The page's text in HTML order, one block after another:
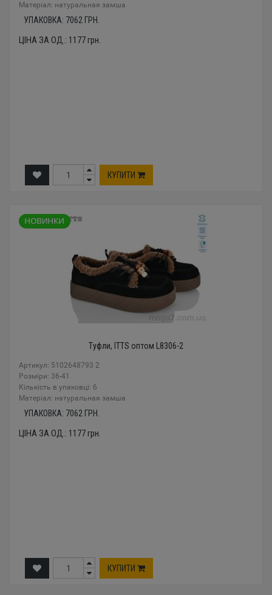
Mатеріал: натуральная замша
УПАКОВКА: 7062 ГРН.
ЦІНА ЗА ОД.: 1177грн.
КУПИТИ
Туфли, ITTS оптом L8306-2
Артикул: 5102648793 2
Розміри: 36-41
Кількість в упаковці: 6
Mатеріал: натуральная замша
УПАКОВКА: 7062 ГРН.
ЦІНА ЗА ОД.: 1177грн.
КУПИТИ